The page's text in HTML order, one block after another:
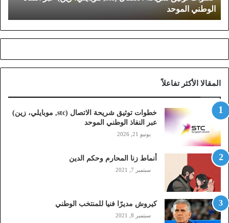
ش
ر
ل
ا
ت
ص
ل
(
s
,
م
و
الوطني الموحد
المقالا الأكثر تفاعلاً
خطوات توثيق شريحة الاتصال (stc, موبايلي، زين)
عبر النفاذ الوطني الموحد
يونيو 21, 2026
أنماط زنا المحارم وحكم الدين
سبتمبر 7, 2021
كيروش مديرًا فنيا للمنتخب الوطني
سبتمبر 8, 2021